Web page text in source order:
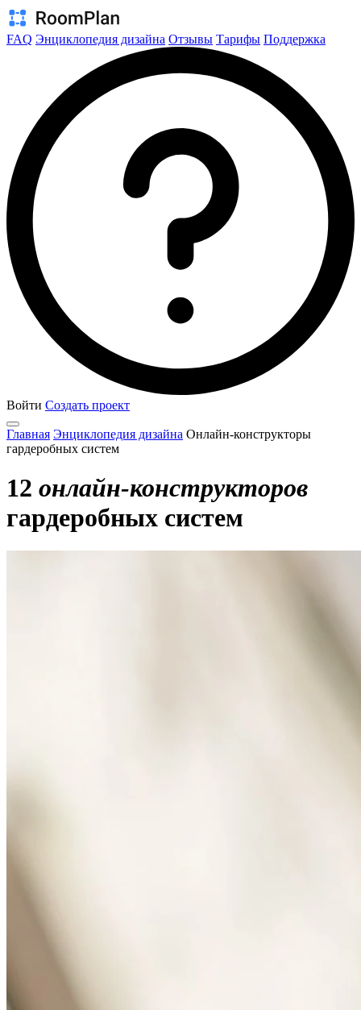
FAQ Энциклопедия дизайна Отзывы Тарифы Поддержка
Войти Создать проект
Главная Энциклопедия дизайна Онлайн-конструкторы
гардеробных систем
12 онлайн-конструкторов
гардеробных систем